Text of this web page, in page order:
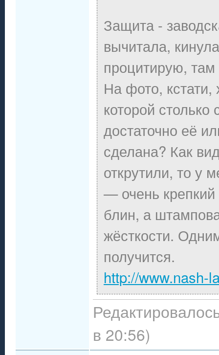
Защита -
вычитала,
процитирую,
На фото,
которой
достаточно её
сделана? Как
открутили, то у
— очень
блин, а
жёсткости.
получится.
http://www.nash-
в 20:56)